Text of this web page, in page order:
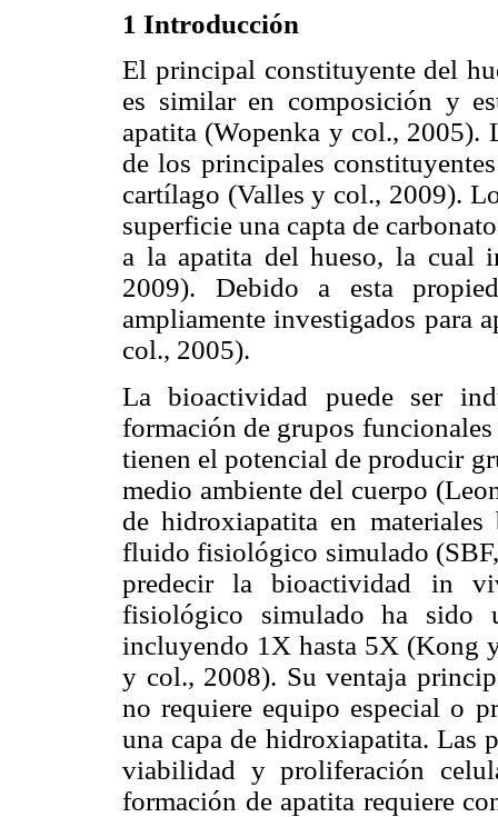
1 Introducción
El principal constituyente del
es similar en composición y
apatita (Wopenka y col., 2005).
de los principales
cartílago (Valles y col., 2009).
superficie una capta de
a la apatita del hueso, la
2009). Debido a esta
ampliamente investigados para
col., 2005).
La bioactividad puede ser
formación de grupos
tienen el potencial de producir
medio ambiente del cuerpo
de hidroxiapatita en
fluido fisiológico simulado
predecir la bioactividad in
fisiológico simulado ha sido
incluyendo 1X hasta 5X (Kong
y col., 2008). Su ventaja
no requiere equipo especial o
una capa de hidroxiapatita. Las
viabilidad y proliferación
formación de apatita requiere